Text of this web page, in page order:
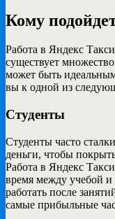
Кому
Работа в Яндекс
существует
может быть
вы к одной из
Студенты
Студенты часто
деньги, чтобы
Работа в Яндекс
время между учебой
работать после
самые прибыльные